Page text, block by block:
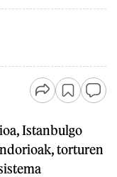
Istanbulgo
torturen